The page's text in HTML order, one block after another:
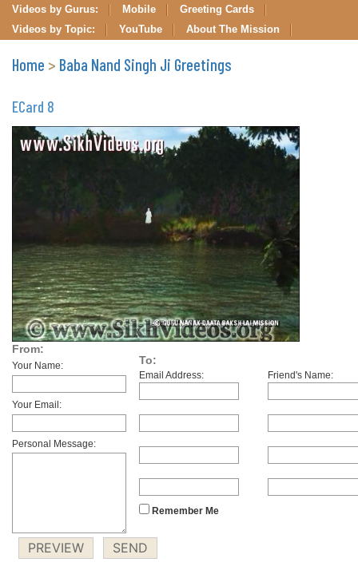
Videos by Gurus: Mobile
Greeting Cards
Videos by Topic:
YouTube About The Mission
Home > Baba Nand Singh Ji Greetings
ECard 8
From:
Your Name:
Your Email:
Personal Message:
To:
Email Address: Friend's Name:
Remember Me